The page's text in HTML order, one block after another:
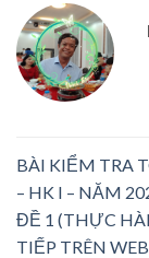
BÀI KIỂM TRA
– HK I – NĂM
ĐỀ 1 (THỰC
TIẾP TRÊN